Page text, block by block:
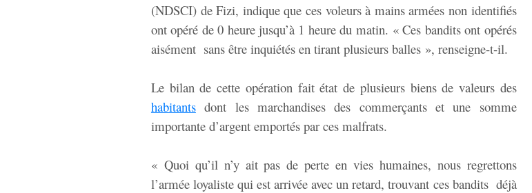
(NDSCI) de Fizi, indique que ces voleurs à mains armées non identifiés
ont opéré de 0 heure jusqu’à 1 heure du matin. « Ces bandits ont opérés
aisément sans être inquiétés en tirant plusieurs balles », renseigne-t-il.
Le bilan de cette opération fait état de plusieurs biens de valeurs des
habitantsdont les marchandises des commerçants et une somme
importante d’argent emportés par ces malfrats.
« Quoi qu’il n’y ait pas de perte en vies humaines, nous regrettons
l’armée loyaliste qui est arrivée avec un retard, trouvant ces bandits déjà